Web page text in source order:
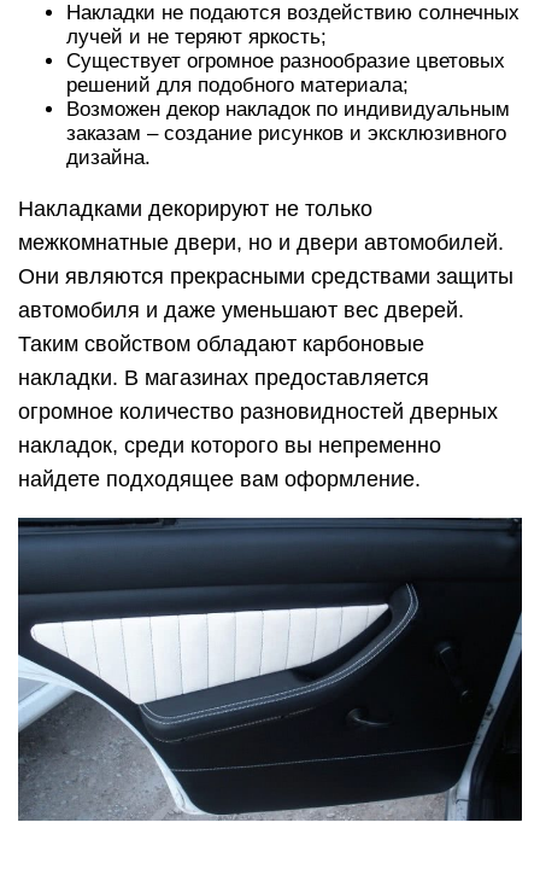
Накладки не подаются воздействию солнечных
лучей и не теряют яркость;
Существует огромное разнообразие цветовых
решений для подобного материала;
Возможен декор накладок по индивидуальным
заказам – создание рисунков и эксклюзивного
дизайна.
Накладками декорируют не только
межкомнатные двери, но и двери автомобилей.
Они являются прекрасными средствами защиты
автомобиля и даже уменьшают вес дверей.
Таким свойством обладают карбоновые
накладки. В магазинах предоставляется
огромное количество разновидностей дверных
накладок, среди которого вы непременно
найдете подходящее вам оформление.